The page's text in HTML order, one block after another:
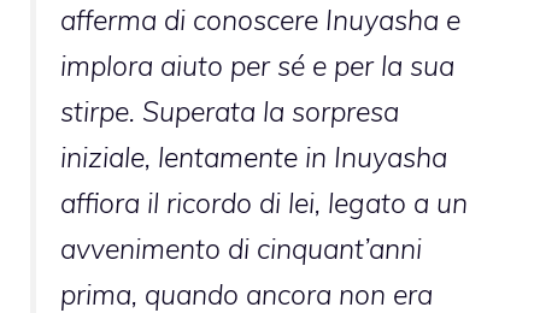
afferma di conoscere Inuyasha e
implora aiuto per sé e per la sua
stirpe. Superata la sorpresa
iniziale, lentamente in Inuyasha
affiora il ricordo di lei, legato a un
avvenimento di cinquant’anni
prima, quando ancora non era